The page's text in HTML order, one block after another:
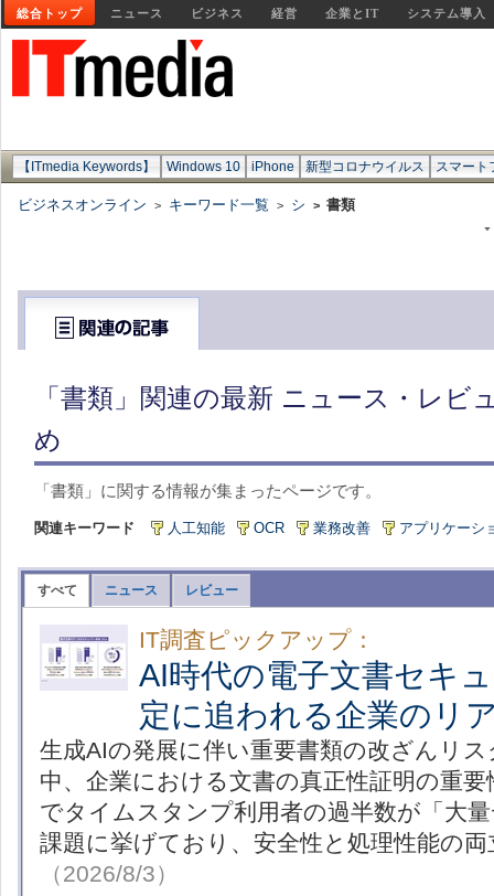
総合トップ ニュース ビジネス 経営 企業とIT システム導入
【ITmedia Keywords】 Windows 10 iPhone 新型コロナウイルス スマート
ビジネスオンライン > キーワード一覧 > シ > 書類
「書類」関連の最新 ニュース・レビ
め
「書類」に関する情報が集まったページです。
関連キーワード 人工知能 OCR 業務改善 アプリケーシ
すべて ニュース レビュー
IT調査ピックアップ：
AI時代の電子文書セキ
定に追われる企業のリ
生成AIの発展に伴い重要書類の改ざんリ
中、企業における文書の真正性証明の重
でタイムスタンプ利用者の過半数が「大
課題に挙げており、安全性と処理性能の
（2026/8/3）